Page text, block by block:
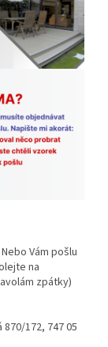
Nebo Vám pošlu
na
zpátky)
172, 747 05